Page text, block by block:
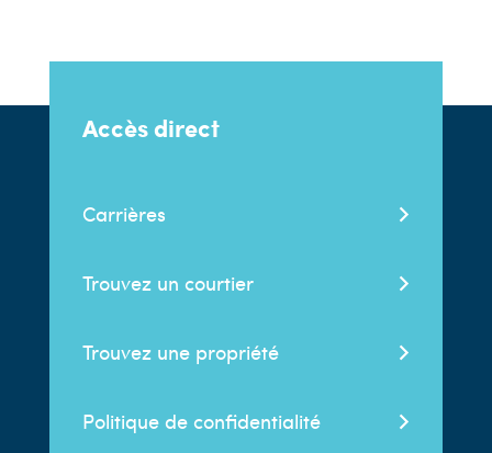
Accès direct
Carrières
Trouvez un courtier
Trouvez une propriété
Politique de confidentialité